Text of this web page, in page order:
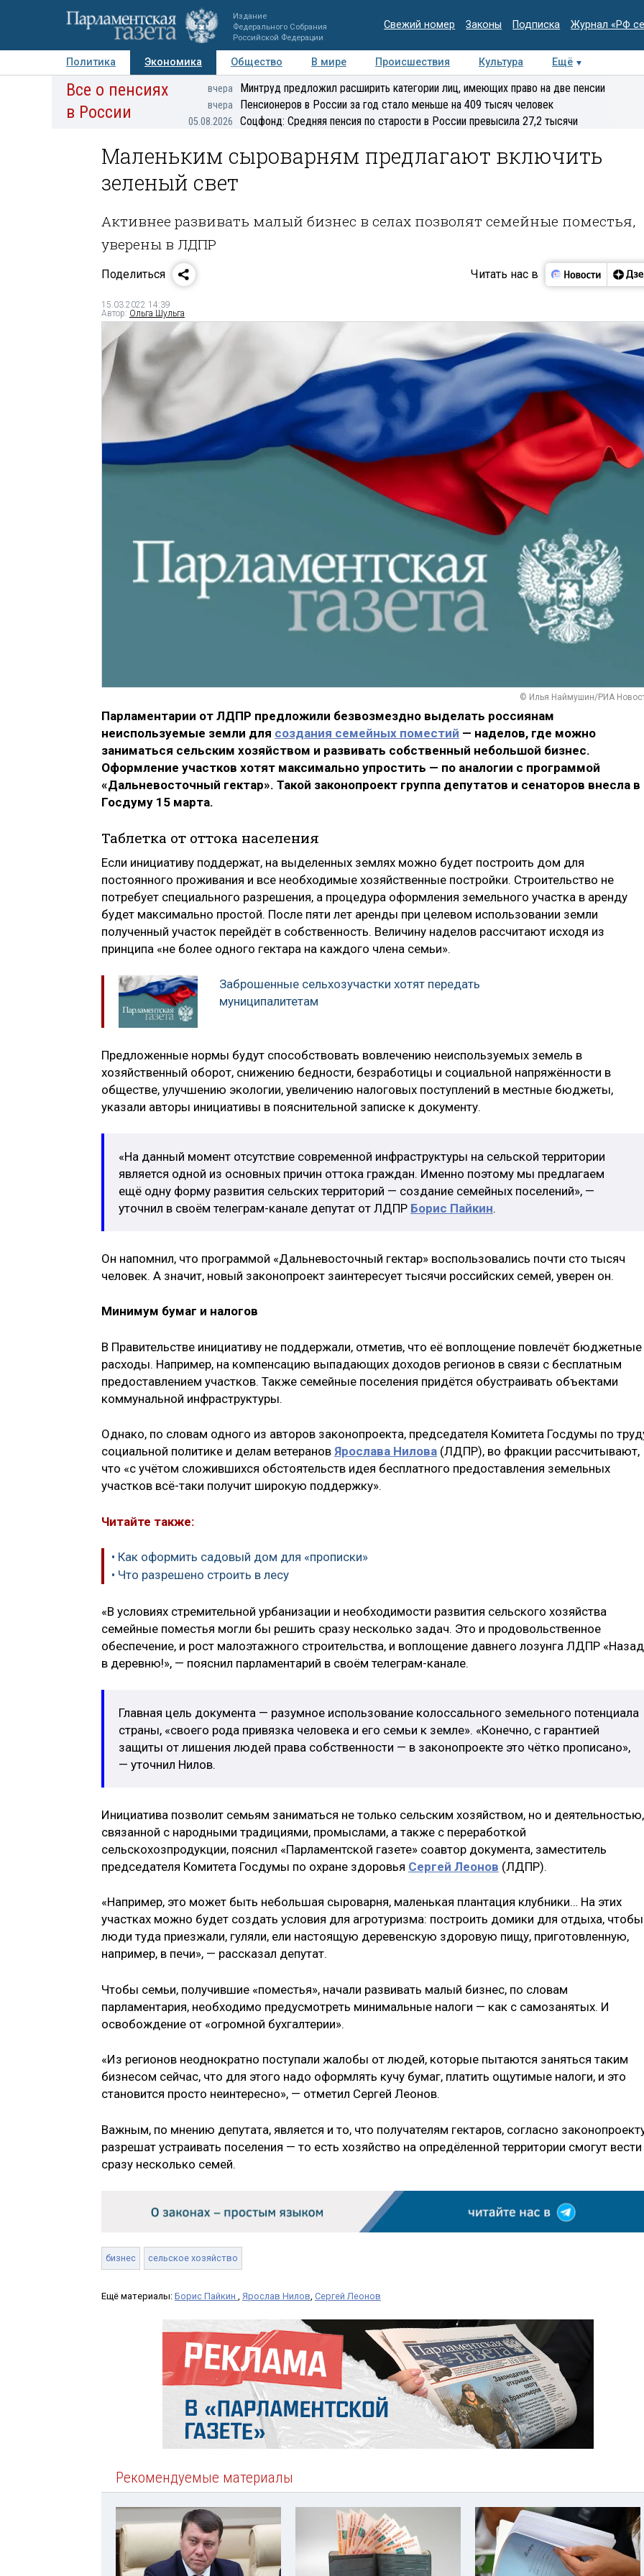
Издание
Федерального Собрания
Российской Федерации
Свежий номер Законы Подписка Журнал «РФ
Политика Экономика Общество В мире Происшествия Культура
Ещё
Авторы Персоны Мнения Регионы Медиацентр Интервью Колумнисты
Все о пенсиях
в России
вчера Минтруд предложил расширить категории лиц, имеющих право на две пенсии
вчера Пенсионеров в России за год стало меньше на 409 тысяч человек
05.08.2026 Соцфонд: Средняя пенсия по старости в России превысила 27,2 тысячи
Маленьким сыроварням предлагают включить
зеленый свет
Активнее развивать малый бизнес в селах позволят семейные поместья,
уверены в ЛДПР
Поделиться Читать нас в
15.03.2022 14:39
Автор: Ольга Шульга
© Илья Наймушин/РИА
Парламентарии от ЛДПР предложили безвозмездно выделать россиянам
неиспользуемые земли для создания семейных поместий — наделов, где можно
заниматься сельским хозяйством и развивать собственный небольшой бизнес.
Оформление участков хотят максимально упростить — по аналогии с программой
«Дальневосточный гектар». Такой законопроект группа депутатов и сенаторов внесла в
Госдуму 15 марта.
Таблетка от оттока населения
Если инициативу поддержат, на выделенных землях можно будет построить дом для
постоянного проживания и все необходимые хозяйственные постройки. Строительство не
потребует специального разрешения, а процедура оформления земельного участка в аренду
будет максимально простой. После пяти лет аренды при целевом использовании земли
полученный участок перейдёт в собственность. Величину наделов рассчитают исходя из
принципа «не более одного гектара на каждого члена семьи».
Заброшенные сельхозучастки хотят передать
муниципалитетам
Предложенные нормы будут способствовать вовлечению неиспользуемых земель в
хозяйственный оборот, снижению бедности, безработицы и социальной напряжённости в
обществе, улучшению экологии, увеличению налоговых поступлений в местные бюджеты,
указали авторы инициативы в пояснительной записке к документу.
«На данный момент отсутствие современной инфраструктуры на сельской территории
является одной из основных причин оттока граждан. Именно поэтому мы предлагаем
ещё одну форму развития сельских территорий — создание семейных поселений», —
уточнил в своём телеграм-канале депутат от ЛДПР Борис Пайкин.
Он напомнил, что программой «Дальневосточный гектар» воспользовались почти сто тысяч
человек. А значит, новый законопроект заинтересует тысячи российских семей, уверен он.
Минимум бумаг и налогов
В Правительстве инициативу не поддержали, отметив, что её воплощение повлечёт бюджетные
расходы. Например, на компенсацию выпадающих доходов регионов в связи с бесплатным
предоставлением участков. Также семейные поселения придётся обустраивать объектами
коммунальной инфраструктуры.
Однако, по словам одного из авторов законопроекта, председателя Комитета Госдумы по
социальной политике и делам ветеранов Ярослава Нилова (ЛДПР), во фракции рассчитывают,
что «с учётом сложившихся обстоятельств идея бесплатного предоставления земельных
участков всё-таки получит широкую поддержку».
Читайте также:
• Как оформить садовый дом для «прописки»
• Что разрешено строить в лесу
«В условиях стремительной урбанизации и необходимости развития сельского хозяйства
семейные поместья могли бы решить сразу несколько задач. Это и продовольственное
обеспечение, и рост малоэтажного строительства, и воплощение давнего лозунга ЛДПР
в деревню!», — пояснил парламентарий в своём телеграм-канале.
Главная цель документа — разумное использование колоссального земельного потенциала
страны, «своего рода привязка человека и его семьи к земле». «Конечно, с гарантией
защиты от лишения людей права собственности — в законопроекте это чётко прописано»,
— уточнил Нилов.
Инициатива позволит семьям заниматься не только сельским хозяйством, но и деятельностью,
связанной с народными традициями, промыслами, а также с переработкой
сельскохозпродукции, пояснил «Парламентской газете» соавтор документа, заместитель
председателя Комитета Госдумы по охране здоровья Сергей Леонов (ЛДПР).
«Например, это может быть небольшая сыроварня, маленькая плантация клубники… На этих
участках можно будет создать условия для агротуризма: построить домики для отдыха, чтобы
люди туда приезжали, гуляли, ели настоящую деревенскую здоровую пищу, приготовленную,
например, в печи», — рассказал депутат.
Чтобы семьи, получившие «поместья», начали развивать малый бизнес, по словам
парламентария, необходимо предусмотреть минимальные налоги — как с самозанятых. И
освобождение от «огромной бухгалтерии».
«Из регионов неоднократно поступали жалобы от людей, которые пытаются заняться таким
бизнесом сейчас, что для этого надо оформлять кучу бумаг, платить ощутимые налоги, и это
становится просто неинтересно», — отметил Сергей Леонов.
Важным, по мнению депутата, является и то, что получателям гектаров, согласно
разрешат устраивать поселения — то есть хозяйство на опредёленной территории смогут вести
сразу несколько семей.
бизнес сельское хозяйство
Ещё материалы: Борис Пайкин , Ярослав Нилов, Сергей Леонов
Рекомендуемые материалы